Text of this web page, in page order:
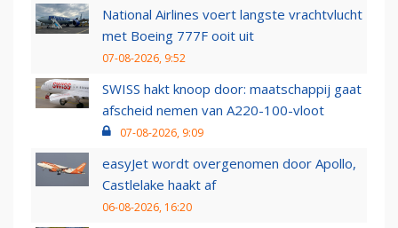
National Airlines voert langste vrachtvlucht
met Boeing 777F ooit uit
07-08-2026, 9:52
SWISS hakt knoop door: maatschappij gaat
afscheid nemen van A220-100-vloot
07-08-2026, 9:09
easyJet wordt overgenomen door Apollo,
Castlelake haakt af
06-08-2026, 16:20